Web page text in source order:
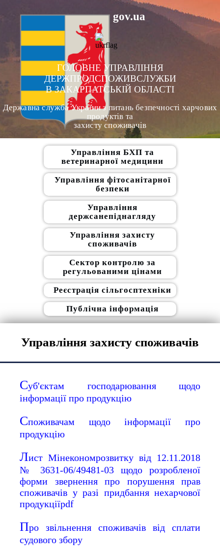
gov.ua
ГОЛОВНЕ УПРАВЛІННЯ
ДЕРЖПРОДСПОЖИВСЛУЖБИ
В ЗАКАРПАТСЬКІЙ ОБЛАСТІ
Державна служба України з питань безпечності харчових
продуктів та
захисту споживачів
Управління БХП та
ветеринарної медицини
Управління фітосанітарної
безпеки
Управління
держсанепіднагляду
Управління захисту
споживачів
Сектор контролю за
регульованими цінами
Реєстрація сільгосптехніки
Публічна інформація
Управління захисту споживачів
Суб'єктам господарювання щодо
інформації про продукцію
Споживачам щодо інформації про
продукцію
Лист Мінекономрозвитку від 12.11.2018
№ 3631-06/49481-03 щодо розробленої
форми звернення про порушення прав
споживачів у разі придбання нехарчової
продукціїpdf
Про звільнення споживачів від сплати
судового збору